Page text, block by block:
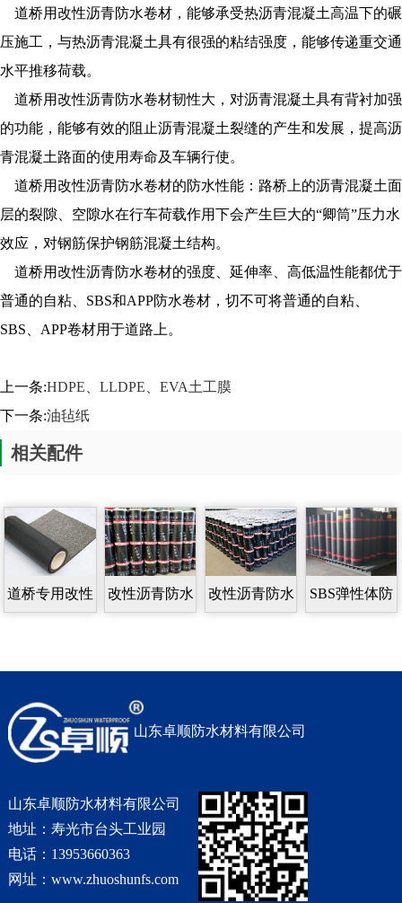
道桥用改性沥青防水卷材，能够承受热沥青混凝土高温下的碾
压施工，与热沥青混凝土具有很强的粘结强度，能够传递重交通
水平推移荷载。
道桥用改性沥青防水卷材韧性大，对沥青混凝土具有背衬加强
的功能，能够有效的阻止沥青混凝土裂缝的产生和发展，提高沥
青混凝土路面的使用寿命及车辆行使。
道桥用改性沥青防水卷材的防水性能：路桥上的沥青混凝土面
层的裂隙、空隙水在行车荷载作用下会产生巨大的“卿筒”压力水
效应，对钢筋保护钢筋混凝土结构。
道桥用改性沥青防水卷材的强度、延伸率、高低温性能都优于
普通的自粘、SBS和APP防水卷材，切不可将普通的自粘、
SBS、APP卷材用于道路上。
上一条:HDPE、LLDPE、EVA土工膜
下一条:油毡纸
相关配件
道桥专用改性
改性沥青防水
改性沥青防水
SBS弹性体防
山东卓顺防水材料有限公司
山东卓顺防水材料有限公司
地址：寿光市台头工业园
电话：13953660363
网址：www.zhuoshunfs.com